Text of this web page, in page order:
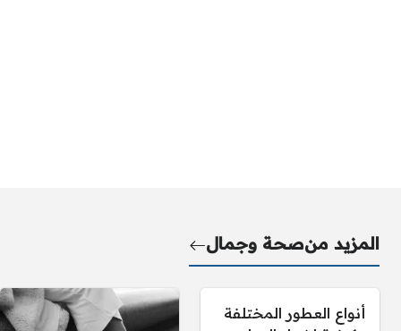
المزيد منصحة وجمال
أنواع العطور المختلفة